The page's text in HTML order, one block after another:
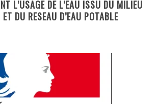
L’USAGE DE L’EAU ISSU DU MILIEU
DU RESEAU D’EAU POTABLE